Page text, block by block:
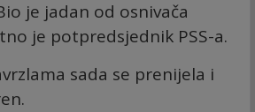
je jadan od osnivača
je potpredsjednik PSS-a.
sada se prenijela i